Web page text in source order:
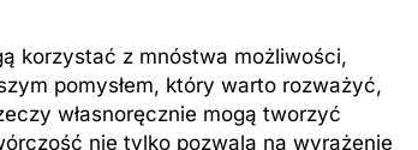
korzystać z mnóstwa możliwości,
pomysłem, który warto rozważyć,
własnoręcznie mogą tworzyć
nie tylko pozwala na wyrażenie